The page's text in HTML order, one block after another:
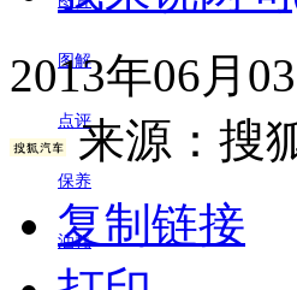
图解
点评
保养
油耗
2013年06月
来源： 搜
复制链接